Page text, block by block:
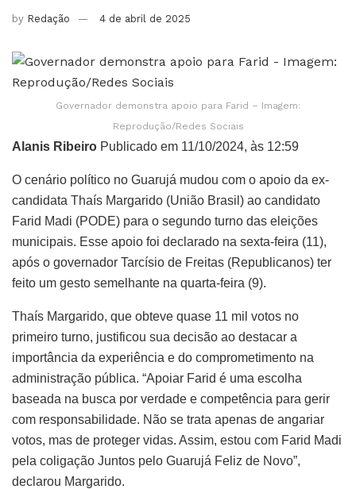
by Redação 4 de abril de 2025
Governador demonstra apoio para Farid – Imagem:
Reprodução/Redes Sociais
Alanis Ribeiro Publicado em 11/10/2024, às 12:59
O cenário político no Guarujá mudou com o apoio da ex-
candidata Thaís Margarido (União Brasil) ao candidato
Farid Madi (PODE) para o segundo turno das eleições
municipais. Esse apoio foi declarado na sexta-feira (11),
após o governador Tarcísio de Freitas (Republicanos) ter
feito um gesto semelhante na quarta-feira (9).
Thaís Margarido, que obteve quase 11 mil votos no
primeiro turno, justificou sua decisão ao destacar a
importância da experiência e do comprometimento na
administração pública. “Apoiar Farid é uma escolha
baseada na busca por verdade e competência para gerir
com responsabilidade. Não se trata apenas de angariar
votos, mas de proteger vidas. Assim, estou com Farid Madi
pela coligação Juntos pelo Guarujá Feliz de Novo”,
declarou Margarido.